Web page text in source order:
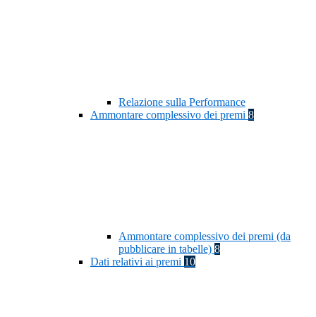
Relazione sulla Performance
Ammontare complessivo dei premi 8
Ammontare complessivo dei premi (da
pubblicare in tabelle) 8
Dati relativi ai premi 10